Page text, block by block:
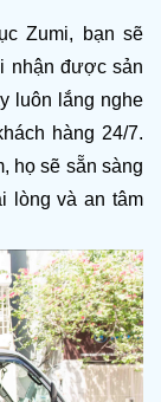
Zumi, bạn sẽ
nhận được sản
luôn lắng nghe
hàng 24/7.
họ sẽ sẵn sàng
lòng và an tâm